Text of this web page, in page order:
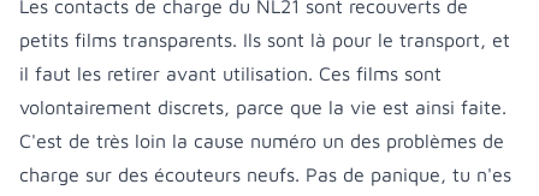
Les contacts de charge du NL21 sont recouverts de
petits films transparents. Ils sont là pour le transport, et
il faut les retirer avant utilisation. Ces films sont
volontairement discrets, parce que la vie est ainsi faite.
C'est de très loin la cause numéro un des problèmes de
charge sur des écouteurs neufs. Pas de panique, tu n'es